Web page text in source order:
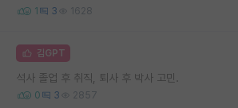
1 3 1628
김GPT
석사 졸업 후 취직, 퇴사 후 박사 고민.
0 3 2857